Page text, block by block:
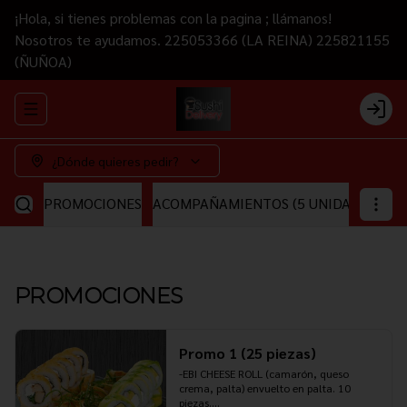
¡Hola, si tienes problemas con la pagina ; llámanos!
Nosotros te ayudamos. 225053366 (LA REINA) 225821155
(ÑUÑOA)
Abrir menu de navegación Login
¿Dónde quieres pedir?
PROMOCIONES ACOMPAÑAMIENTOS (5 UNIDADES)
PROMOCIONES
Promo 1 (25 piezas)
-EBI CHEESE ROLL (camarón, queso
crema, palta) envuelto en palta. 10
piezas.